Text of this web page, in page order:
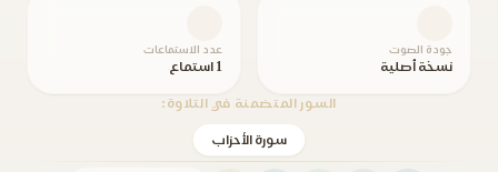
جودة الصوت
نسخة أصلية
عدد الاستماعات
1 استماع
السور المتضمنة في التلاوة:
سورة الأحزاب